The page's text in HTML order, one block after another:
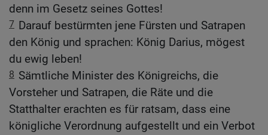
denn im Gesetz seines Gottes!
7 Darauf bestürmten jene Fürsten und Satrapen
den König und sprachen: König Darius, mögest
du ewig leben!
8 Sämtliche Minister des Königreichs, die
Vorsteher und Satrapen, die Räte und die
Statthalter erachten es für ratsam, dass eine
königliche Verordnung aufgestellt und ein Verbot